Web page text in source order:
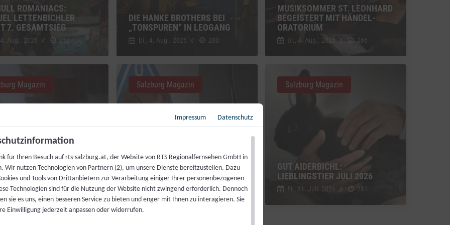
ROMANIACS:
LETTENBICHLER
7. GESAMTSIEG
Aug.. 2026 // 252
DIE HANKE BROTHERS BEI
„TONSPUREN“ IN LEOGANG
Di., 4. Aug.. 2026 // 280
MUSIKSOMMER ST. LEONHARD
BEGEISTERT MIT HÄNDEL-
ORATORIUM
Di., 4. Aug.. 2026 // 266
FÜR JEDERMANN:
SPENDIEREN
FESTMAHL
Aug.. 2026 // 230
Magazin
LIVEKONTAKT ZUR ISS
Fr., 31. Juli. 2026 // 216
Salzburg Magazin
GUT AIDERBICHL:
LIEBLINGSTIER JULI 2026
Fr., 31. Juli. 2026 // 281
Salzburg Magazin
Impressum Datenschutz
für Ihren Besuch auf rts-salzburg.at, der Website von RTS Regionalfernsehen GmbH in
Wir nutzen Technologien von Partnern (2), um unsere Dienste bereitzustellen. Dazu
und Tools von Drittanbietern zur Verarbeitung einiger Ihrer personenbezogenen
Technologien sind für die Nutzung der Website nicht zwingend erforderlich. Dennoch
sie es uns, einen besseren Service zu bieten und enger mit Ihnen zu interagieren. Sie
Einwilligung jederzeit anpassen oder widerrufen.